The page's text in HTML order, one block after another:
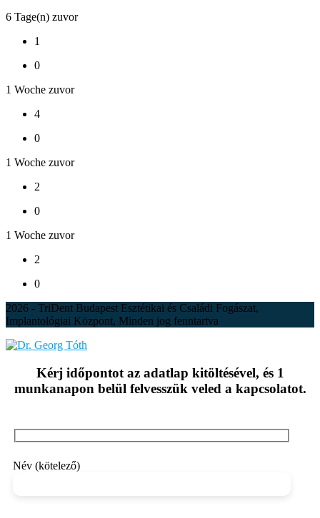
6 Tage(n) zuvor
1
0
1 Woche zuvor
4
0
1 Woche zuvor
2
0
1 Woche zuvor
2
0
2026 - TriDent Budapest Esztétikai és Családi Fogászat,
Implantológiai Központ, Minden jog fenntartva
Kérj időpontot az adatlap kitöltésével, és 1
munkanapon belül felvesszük veled a kapcsolatot.
Név (kötelező)